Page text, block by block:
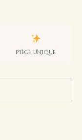
PIÈCE UNIQUE